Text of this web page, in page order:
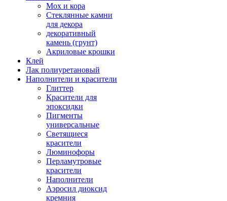
Мох и кора
Стеклянные камни
для декора
декоративный
камень (грунт)
Акриловые крошки
Клей
Лак полиуретановый
Наполнители и красители
Глиттер
Красители для
эпоксидки
Пигменты
универсальные
Светящиеся
красители
Люминофоры
Перламутровые
красители
Наполнители
Аэросил диоксид
кремния